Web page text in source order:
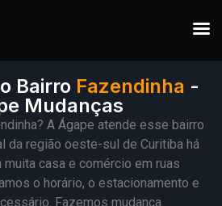
Bairro Fazendinha -
Mudanças
A Ágape atende esse bairro
da região oeste-sul de Curitiba há
casa e comércio em ruas
o horário, o estacionamento e
Fazemos mudança